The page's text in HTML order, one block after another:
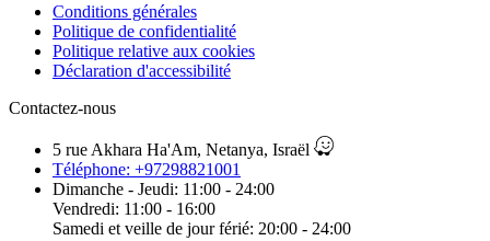
Conditions générales
Politique de confidentialité
Politique relative aux cookies
Déclaration d'accessibilité
Contactez-nous
5 rue Akhara Ha'Am, Netanya, Israël
Téléphone: +97298821001
Dimanche - Jeudi: 11:00 - 24:00
Vendredi: 11:00 - 16:00
Samedi et veille de jour férié: 20:00 - 24:00